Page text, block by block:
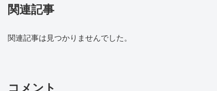
関連記事
関連記事は見つかりませんでした。
コメント